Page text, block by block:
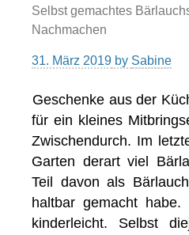
Selbst gemachtes
Nachmachen
31. März 2019 by Sabine
Geschenke aus der
für ein kleines
Zwischendurch. Im
Garten derart viel
Teil davon als
haltbar gemacht
kinderleicht. Selbst